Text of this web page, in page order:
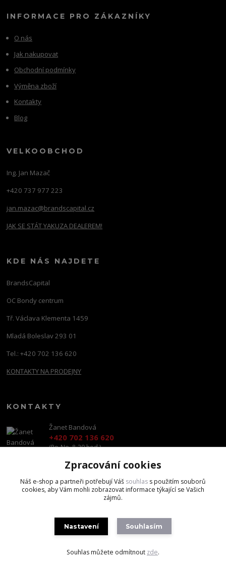
INFORMACE PRO ZÁKAZNÍKY
O nás
Jak nakupovat
Obchodní podmínky
Výměna zboží
Kontakty
Blog
VELKOOBCHOD
Ing. Jan Mazač
+420 737 977 223
jan.mazac@brandscapital.cz
JAK SE STÁT YAKUZA DEALEREM!
KDE NÁS NAJDETE
BrandsCapital
OC Bondy centrum
Tř. Václava Klementa 1459
Mladá Boleslav 293 01
Tel.: +420 702 136 620
KONTAKTY NA PRODEJNY
KONTAKTY
Žanet Bandová
+420 702 136 620
(Po-Ne, 8-20 hod.)
shop@brandscapital.cz
Zpracování cookies
Náš e-shop a partneři potřebují Váš souhlas s použitím souborů
cookies, aby Vám mohli zobrazovat informace týkající se Vašich
zájmů.
Nastavení Souhlasím
Souhlas můžete odmítnout zde.